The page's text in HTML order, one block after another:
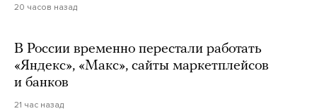
20 часов назад
В России временно перестали работать
«Яндекс», «Макс», сайты маркетплейсов
и банков
21 час назад